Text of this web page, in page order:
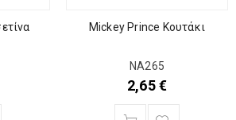
Mickey Prince Κουτάκι
ΝΑ265
2,65€